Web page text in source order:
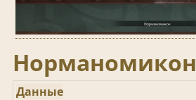
Норманомикон
Данные